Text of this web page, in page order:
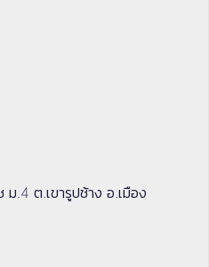
.4 ต.เขารูปช้าง อ.เมือง